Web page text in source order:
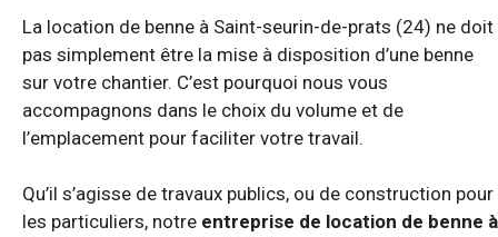
La location de benne à Saint-seurin-de-prats (24) ne doit
pas simplement être la mise à disposition d’une benne
sur votre chantier. C’est pourquoi nous vous
accompagnons dans le choix du volume et de
l’emplacement pour faciliter votre travail.
Qu’il s’agisse de travaux publics, ou de construction pour
les particuliers, notre entreprise de location de benne à